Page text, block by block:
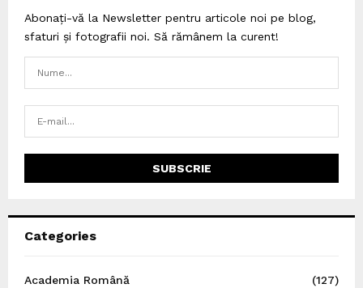
Abonați-vă la Newsletter pentru articole noi pe blog,
sfaturi și fotografii noi. Să rămânem la curent!
Categories
Academia Română
(127)